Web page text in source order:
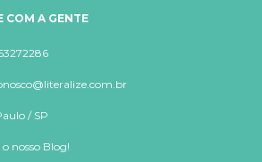
COM A GENTE
/ SP
o nosso Blog!